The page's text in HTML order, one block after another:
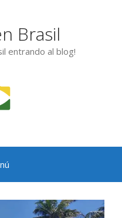
Brasil
entrando al blog!